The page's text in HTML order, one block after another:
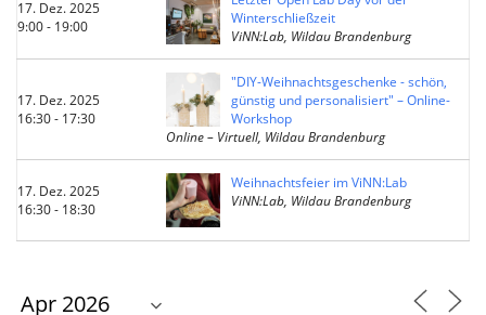
IMPRINT
17. Dez. 2025
9:00 - 19:00
Winterschließzeit
ViNN:Lab, Wildau Brandenburg
17. Dez. 2025
16:30 - 17:30
"DIY-Weihnachtsgeschenke - schön,
günstig und personalisiert" – Online-
Workshop
Online – Virtuell, Wildau Brandenburg
17. Dez. 2025
16:30 - 18:30
Weihnachtsfeier im ViNN:Lab
ViNN:Lab, Wildau Brandenburg